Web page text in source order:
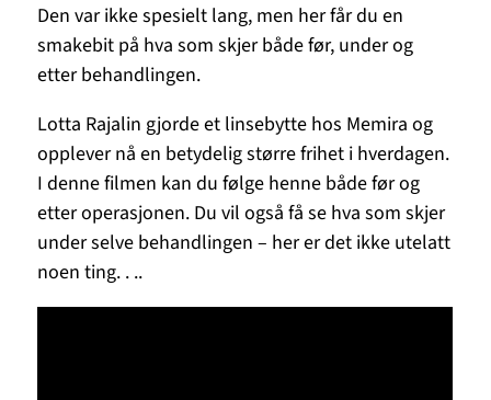
Den var ikke spesielt lang, men her får du en
smakebit på hva som skjer både før, under og
etter behandlingen.
Lotta Rajalin gjorde et linsebytte hos Memira og
opplever nå en betydelig større frihet i hverdagen.
I denne filmen kan du følge henne både før og
etter operasjonen. Du vil også få se hva som skjer
under selve behandlingen – her er det ikke utelatt
noen ting. . ..